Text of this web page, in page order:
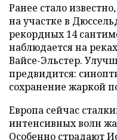
Ранее стало
на участке в
рекордных 14
наблюдается на
Вайсе-Эльстер.
предвидится:
сохранение жаркой
Европа сейчас
интенсивных волн
Особенно страдают